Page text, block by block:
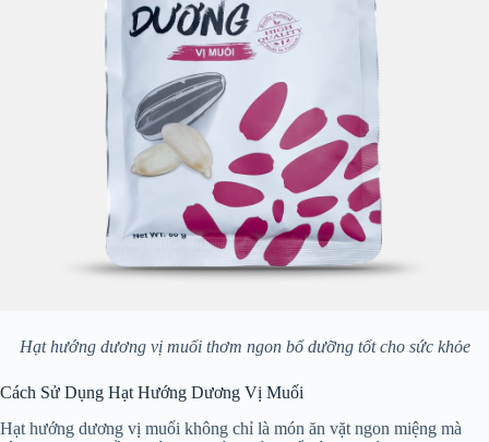
Hạt hướng dương vị muối thơm ngon bổ dưỡng tốt cho sức khỏe
Cách Sử Dụng Hạt Hướng Dương Vị Muối
Hạt hướng dương vị muối không chỉ là món ăn vặt ngon miệng mà